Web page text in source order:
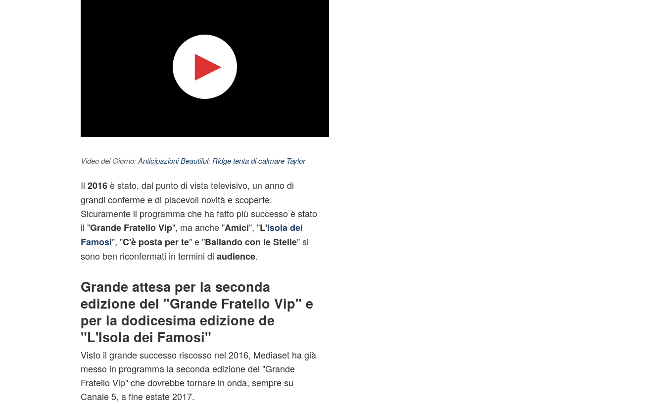
Video del Giorno:Anticipazioni Beautiful: Ridge tenta di calmare Taylor
Il 2016è stato, dal punto di vista televisivo, un anno di
grandi conferme e di piacevoli novità e scoperte.
Sicuramente il programma che ha fatto più successo è stato
il "Grande Fratello Vip", ma anche "Amici", "L'Isola dei
Famosi", "C'è posta per te" e "Ballando con le Stelle" si
sono ben riconfermati in termini di audience.
Grande attesa per la seconda
edizione del "Grande Fratello Vip" e
per la dodicesima edizione de
"L'Isola dei Famosi"
Visto il grande successo riscosso nel 2016, Mediaset ha già
messo in programma la seconda edizione del "Grande
Fratello Vip" che dovrebbe tornare in onda, sempre su
Canale 5, a fine estate 2017.